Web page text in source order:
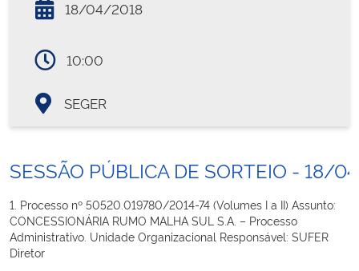
18/04/2018
10:00
SEGER
SESSÃO PÚBLICA DE SORTEIO - 18/
1. Processo nº 50520.019780/2014-74 (Volumes I a II) Assunto:
CONCESSIONÁRIA RUMO MALHA SUL S.A. – Processo
Administrativo. Unidade Organizacional Responsável: SUFER
Diretor